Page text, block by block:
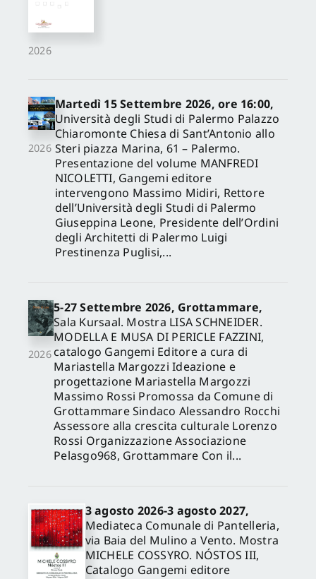
2026
2026
Martedì 15 Settembre 2026, ore 16:00,
Università degli Studi di Palermo Palazzo
Chiaromonte Chiesa di Sant’Antonio allo
Steri piazza Marina, 61 – Palermo.
Presentazione del volume MANFREDI
NICOLETTI, Gangemi editore
intervengono Massimo Midiri, Rettore
dell’Università degli Studi di Palermo
Giuseppina Leone, Presidente dell’Ordini
degli Architetti di Palermo Luigi
Prestinenza Puglisi,...
2026
5-27 Settembre 2026, Grottammare,
Sala Kursaal. Mostra LISA SCHNEIDER.
MODELLA E MUSA DI PERICLE FAZZINI,
catalogo Gangemi Editore a cura di
Mariastella Margozzi Ideazione e
progettazione Mariastella Margozzi
Massimo Rossi Promossa da Comune di
Grottammare Sindaco Alessandro Rocchi
Assessore alla crescita culturale Lorenzo
Rossi Organizzazione Associazione
Pelasgo968, Grottammare Con il...
3 agosto 2026-3 agosto 2027,
Mediateca Comunale di Pantelleria,
via Baia del Mulino a Vento. Mostra
MICHELE COSSYRO. NÓSTOS III,
Catalogo Gangemi editore